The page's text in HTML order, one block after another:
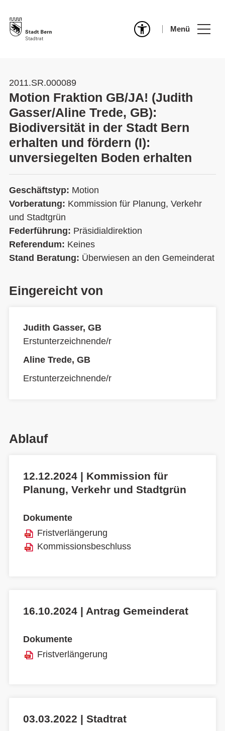
Menü
2011.SR.000089
Motion Fraktion GB/JA! (Judith
Gasser/Aline Trede, GB):
Biodiversität in der Stadt Bern
erhalten und fördern (I):
unversiegelten Boden erhalten
Geschäftstyp: Motion
Vorberatung: Kommission für Planung, Verkehr
und Stadtgrün
Federführung: Präsidialdirektion
Referendum: Keines
Stand Beratung: Überwiesen an den Gemeinderat
Eingereicht von
Judith Gasser, GB
Erstunterzeichnende/r
Aline Trede, GB
Erstunterzeichnende/r
Ablauf
12.12.2024 | Kommission für
Planung, Verkehr und Stadtgrün
Dokumente
Fristverlängerung
Kommissionsbeschluss
16.10.2024 | Antrag Gemeinderat
Dokumente
Fristverlängerung
03.03.2022 | Stadtrat